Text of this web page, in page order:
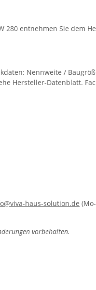
280 entnehmen Sie dem
Nennweite /
Hersteller-Datenblatt.
haus-solution.de
vorbehalten.